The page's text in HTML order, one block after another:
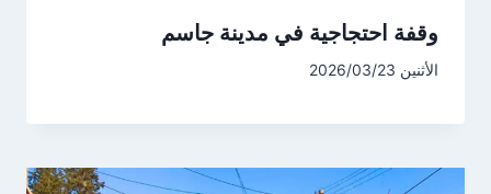
وقفة احتجاجية في مدينة جاسم
الأثنين 2026/03/23